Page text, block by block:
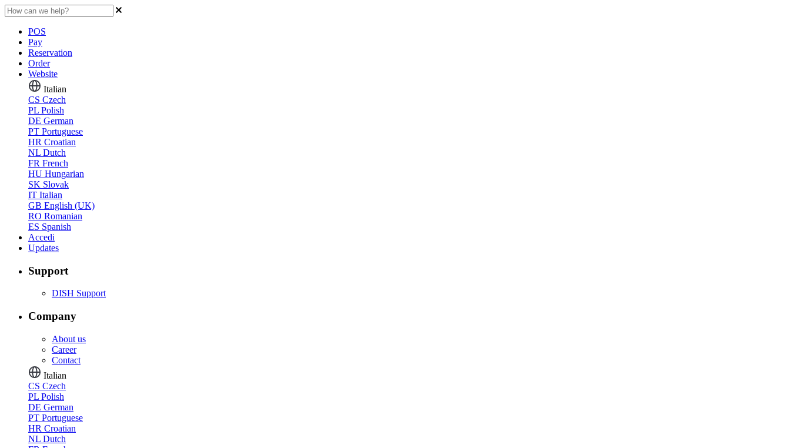
POS
Pay
Reservation
Order
Website
Italian
CS Czech
PL Polish
DE German
PT Portuguese
HR Croatian
NL Dutch
FR French
HU Hungarian
SK Slovak
IT Italian
GB English (UK)
RO Romanian
ES Spanish
Accedi
Updates
Support
DISH Support
Company
About us
Career
Contact
Italian
CS Czech
PL Polish
DE German
PT Portuguese
HR Croatian
NL Dutch